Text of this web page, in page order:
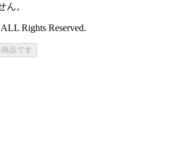
ん。
Rights Reserved.
品です